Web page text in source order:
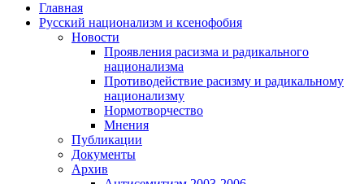
Главная
Русский национализм и ксенофобия
Новости
Проявления расизма и радикального
национализма
Противодействие расизму и радикальному
национализму
Нормотворчество
Мнения
Публикации
Документы
Архив